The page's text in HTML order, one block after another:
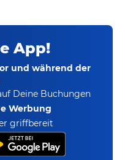
App!
und während der
Deine Buchungen
Werbung
griffbereit